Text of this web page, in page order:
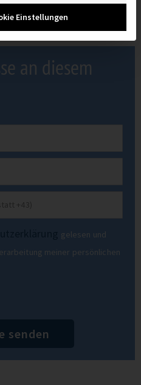
an diesem
gelesen und
meiner persönlichen
senden
Einstellungen